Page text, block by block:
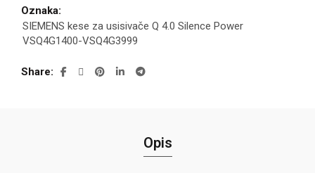
Oznaka:
SIEMENS kese za usisivače Q 4.0 Silence Power
VSQ4G1400-VSQ4G3999
Share
Opis